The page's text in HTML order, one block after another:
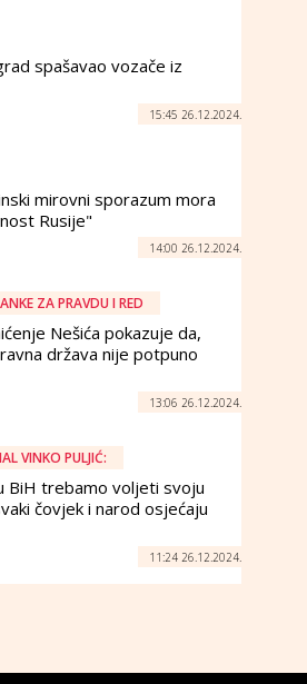
spašavao vozače iz
15:45 26.12.2024.
mirovni sporazum mora
Rusije"
14:00 26.12.2024.
ZA PRAVDU I RED
Nešića pokazuje da,
država nije potpuno
13:06 26.12.2024.
VINKO PULJIĆ:
BiH trebamo voljeti svoju
čovjek i narod osjećaju
11:24 26.12.2024.